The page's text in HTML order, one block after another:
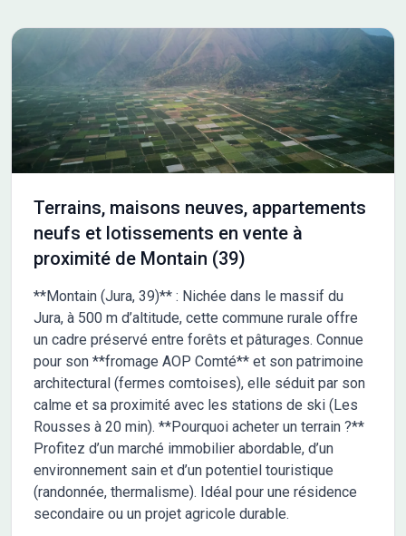
Terrains, maisons neuves, appartements
neufs et lotissements en vente à
proximité de Montain (39)
**Montain (Jura, 39)** : Nichée dans le massif du
Jura, à 500 m d’altitude, cette commune rurale offre
un cadre préservé entre forêts et pâturages. Connue
pour son **fromage AOP Comté** et son patrimoine
architectural (fermes comtoises), elle séduit par son
calme et sa proximité avec les stations de ski (Les
Rousses à 20 min). **Pourquoi acheter un terrain ?**
Profitez d’un marché immobilier abordable, d’un
environnement sain et d’un potentiel touristique
(randonnée, thermalisme). Idéal pour une résidence
secondaire ou un projet agricole durable.